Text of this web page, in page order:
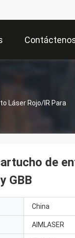
Láser Rojo/IR Para
de
GBB
China
AIMLASER